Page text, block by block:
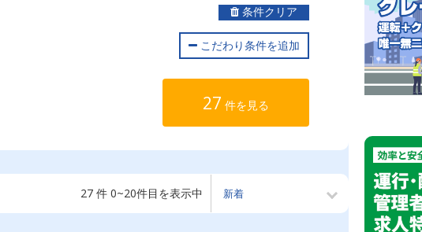
条件クリア
こだわり条件を追加
27 件を見る
27 件 0~20件目を表示中